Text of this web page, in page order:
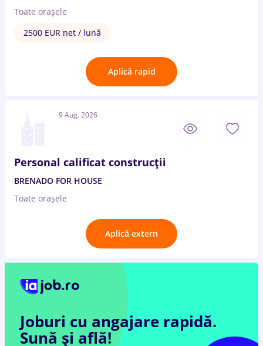
Toate oraşele
2500 EUR net / lună
Aplică rapid
9 Aug. 2026
Personal calificat construcții
BRENADO FOR HOUSE
Toate oraşele
Aplică extern
Joburi cu angajare rapidă.
Sună și află!